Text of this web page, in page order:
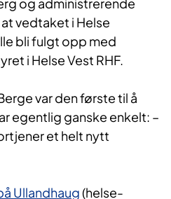
vedtaket i Helse
bli fulgt opp med
i Helse Vest RHF.
var den første til å
egentlig ganske enkelt: –
et helt nytt
Ullandhaug(helse-